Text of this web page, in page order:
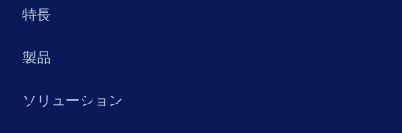
特長
製品
ソリューション